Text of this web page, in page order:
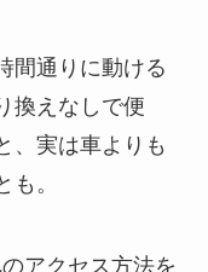
間通りに動ける
換えなしで便
、実は車よりも
。
アクセス方法を